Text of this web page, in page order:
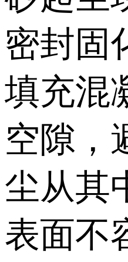
密封固
填充混
空隙，
尘从其
表面不